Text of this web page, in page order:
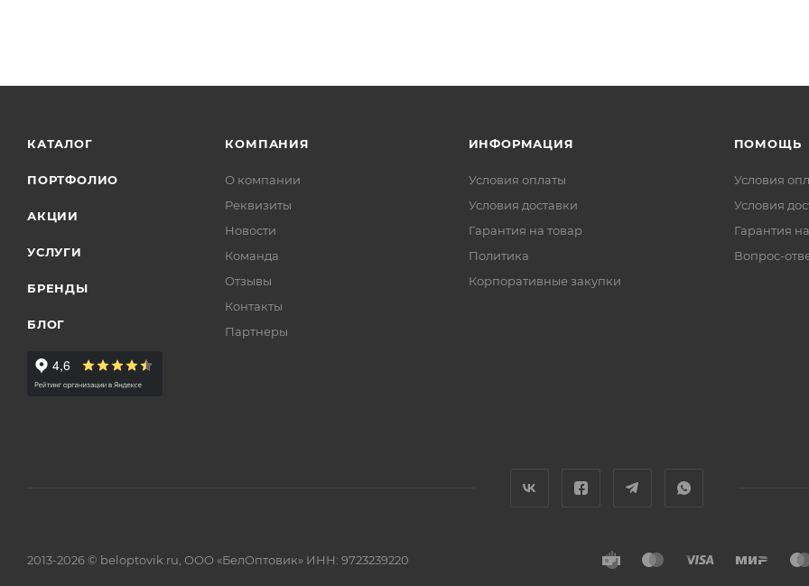
КАТАЛОГ
ПОРТФОЛИО
АКЦИИ
УСЛУГИ
БРЕНДЫ
БЛОГ
КОМПАНИЯ
О компании
Реквизиты
Новости
Команда
Отзывы
Контакты
Партнеры
ИНФОРМАЦИЯ
Условия оплаты
Условия доставки
Гарантия на товар
Политика
Корпоративные закупки
ПОМОЩЬ
Условия
Условия
Гарантия
Вопрос-
2013-2026 © beloptovik.ru, ООО «БелОптовик» ИНН: 9723239220